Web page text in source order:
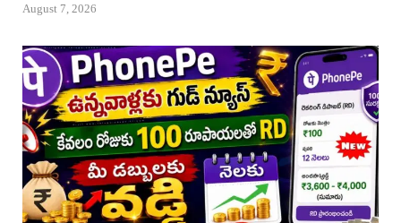
August 7, 2026